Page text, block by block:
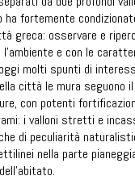
ha fortemente
greca: osservare e
e con le
molti spunti di
città le mura seguono
con potenti
i valloni stretti e
di peculiarità
nella parte